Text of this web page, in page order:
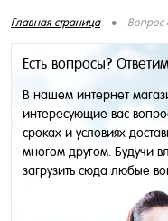
Главная страница • Вопрос
Есть вопросы?
В нашем интернет
интересующие вас
сроках и условиях
многом другом. Будучи
загрузить сюда любые